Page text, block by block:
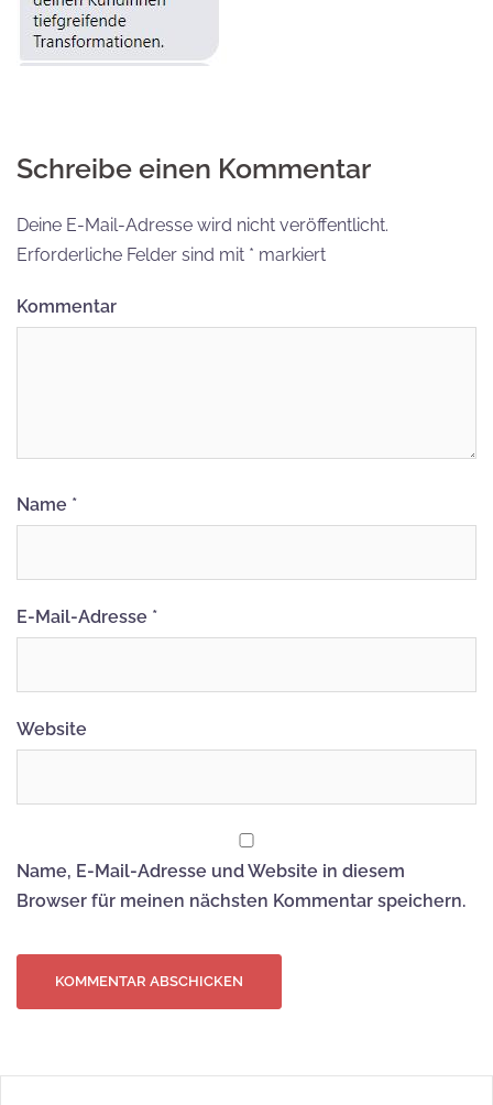
Schreibe einen Kommentar
Deine E-Mail-Adresse wird nicht veröffentlicht.
Erforderliche Felder sind mit * markiert
Kommentar
Name *
E-Mail-Adresse *
Website
Name, E-Mail-Adresse und Website in diesem
Browser für meinen nächsten Kommentar speichern.